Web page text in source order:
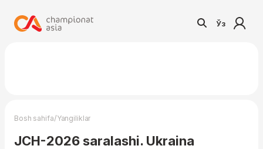
Ўз
Bosh sahifa/Yangiliklar
JCH-2026 saralashi. Ukraina